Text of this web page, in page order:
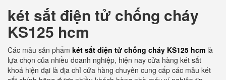
két sắt điện tử chống cháy
KS125 hcm
Các mẫu sản phẩm két sắt điện tử chống cháy KS125 hcm là
lựa chọn của nhiều doanh nghiệp, hiện nay cửa hàng két sắt
khoá hiện đại là địa chỉ cửa hàng chuyên cung cấp các mẫu két